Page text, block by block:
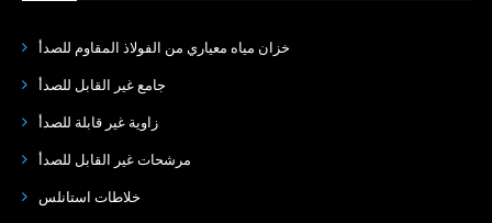
خزان مياه معياري من الفولاذ المقاوم للصدأ
جامع غير القابل للصدأ
زاوية غير قابلة للصدأ
مرشحات غير القابل للصدأ
خلاطات استانلس